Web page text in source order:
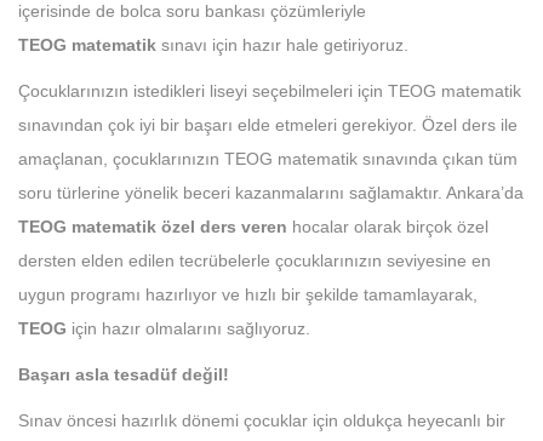
içerisinde de bolca soru bankası çözümleriyle
TEOG matematik sınavı için hazır hale getiriyoruz.
Çocuklarınızın istedikleri liseyi seçebilmeleri için TEOG matematik
sınavından çok iyi bir başarı elde etmeleri gerekiyor. Özel ders ile
amaçlanan, çocuklarınızın TEOG matematik sınavında çıkan tüm
soru türlerine yönelik beceri kazanmalarını sağlamaktır. Ankara’da
TEOG matematik özel ders veren hocalar olarak birçok özel
dersten elden edilen tecrübelerle çocuklarınızın seviyesine en
uygun programı hazırlıyor ve hızlı bir şekilde tamamlayarak,
TEOG için hazır olmalarını sağlıyoruz.
Başarı asla tesadüf değil!
Sınav öncesi hazırlık dönemi çocuklar için oldukça heyecanlı bir